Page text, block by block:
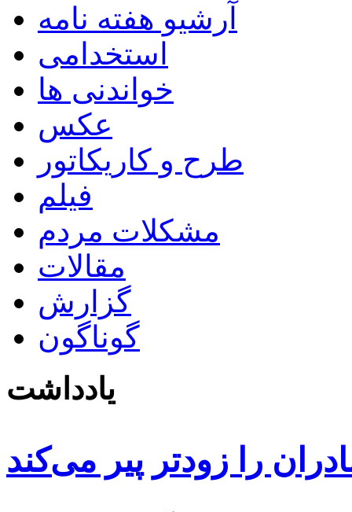
آرشیو هفته نامه
استخدامی
خواندنی ها
عکس
طرح و کاریکاتور
فیلم
مشکلات مردم
مقالات
گزارش
گوناگون
یادداشت
را زودتر پیر می‌کند